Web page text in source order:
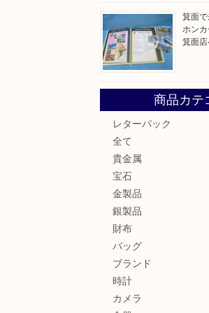
箕面
ホン
箕面
商品カテ
レターパック
全て
貴金属
宝石
金製品
銀製品
財布
バッグ
ブランド
時計
カメラ